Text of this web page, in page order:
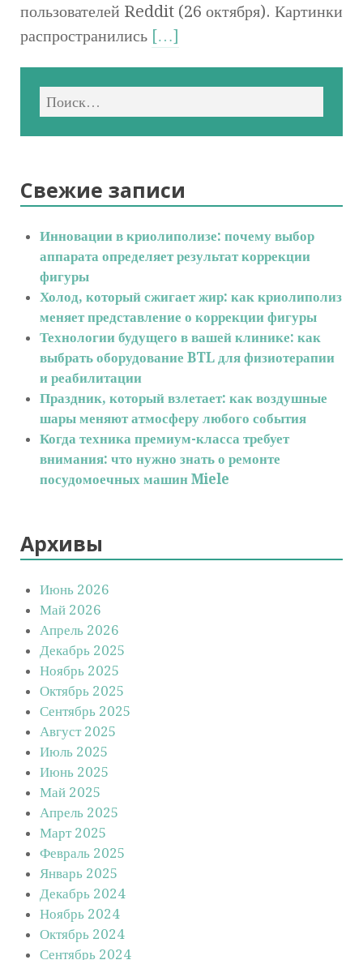
пользователей Reddit (26 октября). Картинки
распространились […]
Свежие записи
Инновации в криолиполизе: почему выбор
аппарата определяет результат коррекции
фигуры
Холод, который сжигает жир: как криолиполиз
меняет представление о коррекции фигуры
Технологии будущего в вашей клинике: как
выбрать оборудование BTL для физиотерапии
и реабилитации
Праздник, который взлетает: как воздушные
шары меняют атмосферу любого события
Когда техника премиум-класса требует
внимания: что нужно знать о ремонте
посудомоечных машин Miele
Архивы
Июнь 2026
Май 2026
Апрель 2026
Декабрь 2025
Ноябрь 2025
Октябрь 2025
Сентябрь 2025
Август 2025
Июль 2025
Июнь 2025
Май 2025
Апрель 2025
Март 2025
Февраль 2025
Январь 2025
Декабрь 2024
Ноябрь 2024
Октябрь 2024
Сентябрь 2024